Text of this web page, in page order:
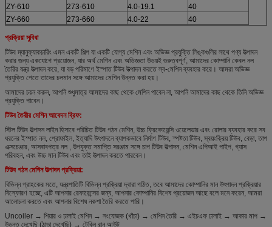
ZY-610
273-610 4.0-19.1
40
ZY-660
273-660 4.0-22 40
প্রক্রিয়া সুবিধা
টিউব ম্যানুফ্যাকচারিং এমন একটি শিল্প যা একটি যোগ্য মেশিন এবং অভিজ্ঞ প্রযুক্তি লিঙ্কগুলির সাথে পণ্য উত্পাদন
করার জন্য একযোগে প্রয়োজন, যার অর্থ মেশিন এবং অভিজ্ঞতা উভয়ই গুরুত্বপূর্ণ, আমাদের কোম্পানি কেবল নল
তৈরির যন্ত্র উত্পাদন করে, যা বড় পরিমাণে ইস্পাত টিউব উত্পাদন করতে স্ব-মেশিন ব্যবহার করে। আমরা অভিজ্ঞ
প্রযুক্তি পেতে তাদের চলমান সঙ্গে আমাদের মেশিন উন্নত করা হয়।
আমাদের চয়ন করুন, আপনি শুধুমাত্র আমাদের কাছ থেকে মেশিন পাবেন না, আপনি আমাদের কাছ থেকে তিনি অভিজ্ঞ
প্রযুক্তি পাবেন।
টিউব তৈরীর মেশিন আবেদন ব্রিফ:
স্টিল টিউব উত্পাদন লাইন হিসাবে পরিচিত টিউব গঠন মেশিন, উচ্চ ফ্রিকোয়েন্সি ওয়েলেডার এবং রোলার ব্যবহার করে সব
ধরনের ইস্পাত নল, প্রোফাইল, ইত্যাদি উৎপাদনে ব্যাপকভাবে নির্মাণ টিউব, স্পষ্টতা টিউব, স্বয়ংক্রিয় টিউব, বেড়া, তাপ
এক্সচেঞ্জার, আসবাবপত্র নল , উপযুক্ত সমাপ্তি সরঞ্জাম সঙ্গে চাপ টিউব উত্পাদন, মেশিন এপিআই পাইপ, গ্যাস
পরিবহন, এবং উচ্চ মান টিউব এবং তাই উত্পাদন করতে পারবেন।
টিউব গঠন মেশিন উত্পাদন প্রক্রিয়া:
বিভিন্ন গ্রাহকের মতে, যন্ত্রপাতিটি বিভিন্ন প্রক্রিয়া দ্বারা গঠিত, তবে আমাদের কোম্পানির মান উৎপাদন প্রক্রিয়ার
বিস্ফোরণ হচ্ছে, এটি আপনার রেফারেন্সের জন্য, আপনার কোম্পানির বিশেষ প্রয়োজন আছে বলে মনে করেন, আমরা
আলোচনা করতে এবং আপনার বিশেষ নকশা তৈরি করতে পারি।
Uncoiler → শিয়ার ও ঢালাই মেশিন → সংযোজক (খাঁচা) → মেশিন তৈরি → এইচএফ ঢালাই → আকার মাপ →
উড়ন্ত দেখেছি (ঠান্ডা দেখেছি) → টেবিল রান আউট